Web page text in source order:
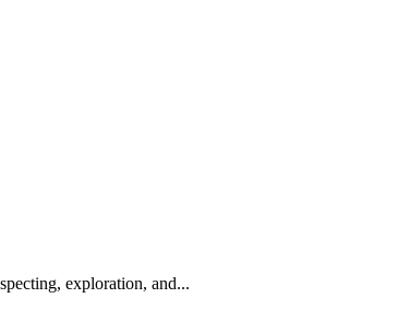
exploration, and...